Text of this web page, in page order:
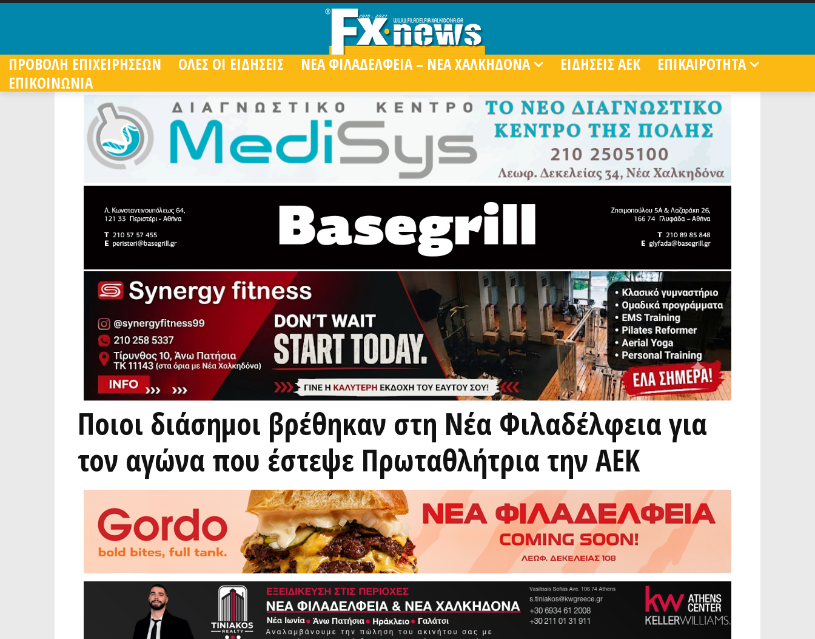
ΠΡΟΒΟΛΗ ΕΠΙΧΕΙΡΗΣΕΩΝ ΟΛΕΣ ΟΙ ΕΙΔΗΣΕΙΣ ΝΕΑ ΦΙΛΑΔΕΛΦΕΙΑ – ΝΕΑ ΧΑΛΚΗΔΟΝΑ ΕΙΔΗΣΕΙΣ ΑΕΚ
ΕΠΙΚΑΙΡΟΤΗΤΑ
ΕΠΙΚΟΙΝΩΝΙΑ
Ποιοι διάσημοι βρέθηκαν στη Νέα Φιλαδέλφεια για
τον αγώνα που έστεψε Πρωταθλήτρια την ΑΕΚ